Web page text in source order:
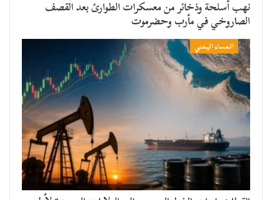
نهب أسلحة وذخائر من معسكرات الطوارئ بعد القصف
الصاروخي في مأرب وحضرموت
المساء اليمني